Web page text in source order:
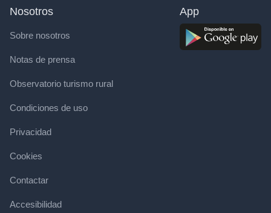
Nosotros
Sobre nosotros
Notas de prensa
Observatorio turismo rural
Condiciones de uso
Privacidad
Cookies
Contactar
Accesibilidad
App